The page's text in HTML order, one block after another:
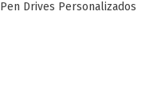
Pen Drives Personalizados